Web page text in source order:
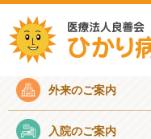
外来のご案内
入院のご案内